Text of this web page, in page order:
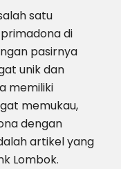
satu
di
pasirnya
unik dan
memiliki
memukau,
dengan
artikel yang
Lombok.